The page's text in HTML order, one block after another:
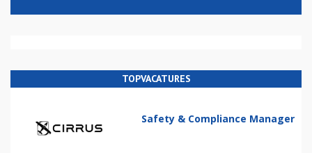
TOPVACATURES
Safety & Compliance Manager